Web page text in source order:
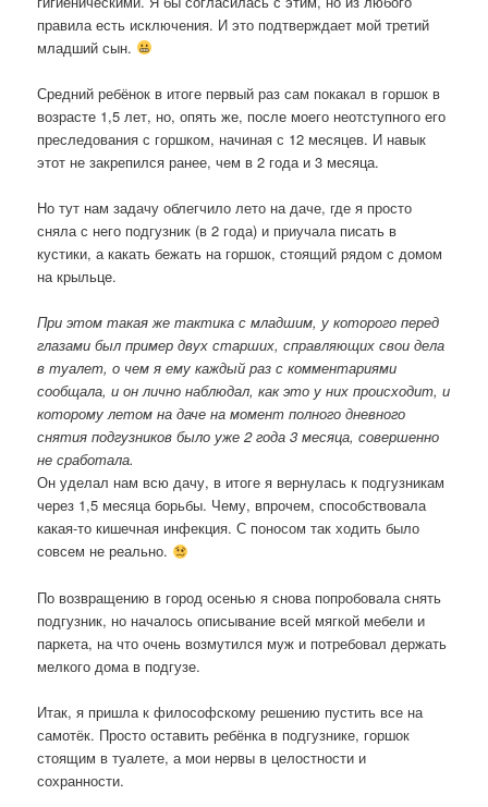
правила есть исключения. И это подтверждает мой третий
младший сын.
Средний ребёнок в итоге первый раз сам покакал в горшок в
возрасте 1,5 лет, но, опять же, после моего неотступного его
преследования с горшком, начиная с 12 месяцев. И навык
этот не закрепился ранее, чем в 2 года и 3 месяца.
Но тут нам задачу облегчило лето на даче, где я просто
сняла с него подгузник (в 2 года) и приучала писать в
кустики, а какать бежать на горшок, стоящий рядом с домом
на крыльце.
При этом такая же тактика с младшим, у которого перед
глазами был пример двух старших, справляющих свои дела
в туалет, о чем я ему каждый раз с комментариями
сообщала, и он лично наблюдал, как это у них происходит, и
которому летом на даче на момент полного дневного
снятия подгузников было уже 2 года 3 месяца, совершенно
не сработала.
Он уделал нам всю дачу, в итоге я вернулась к подгузникам
через 1,5 месяца борьбы. Чему, впрочем, способствовала
какая-то кишечная инфекция. С поносом так ходить было
совсем не реально.
По возвращению в город осенью я снова попробовала снять
подгузник, но началось описывание всей мягкой мебели и
паркета, на что очень возмутился муж и потребовал держать
мелкого дома в подгузе.
Итак, я пришла к философскому решению пустить все на
самотёк. Просто оставить ребёнка в подгузнике, горшок
стоящим в туалете, а мои нервы в целостности и
сохранности.